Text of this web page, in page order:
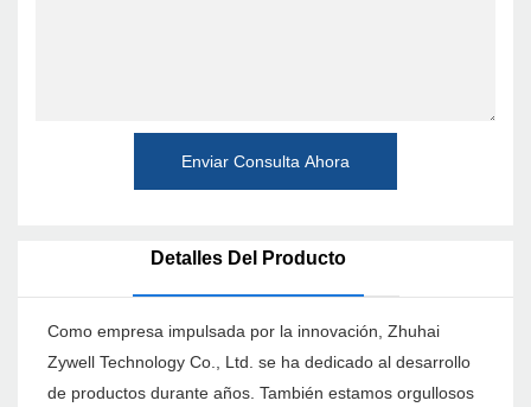
Enviar Consulta Ahora
Detalles Del Producto
Como empresa impulsada por la innovación, Zhuhai
Zywell Technology Co., Ltd. se ha dedicado al desarrollo
de productos durante años. También estamos orgullosos